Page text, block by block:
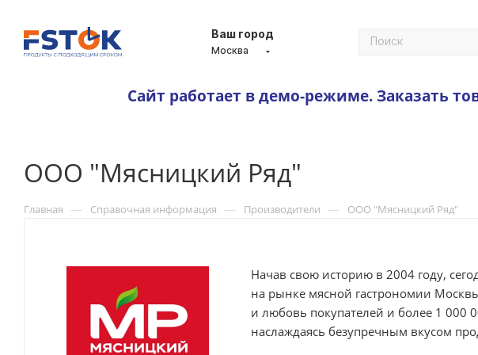
Ваш город
Москва
Сайт работает в демо-режиме. Заказать
ООО "Мясницкий Ряд"
Главная — Справочная информация — Производители — ООО "Мясницкий Ряд"
Начав свою историю в 2004 году,
на рынке мясной гастрономии
и любовь покупателей и более 1 000
наслаждаясь безупречным вкусом